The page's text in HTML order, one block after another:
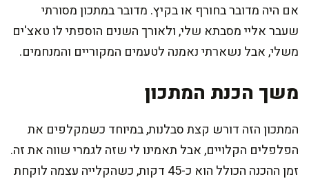
אם היה מדובר בחורף או בקיץ. מדובר במתכון מסורתי
שעבר אליי מסבתא שלי, ולאורך השנים הוספתי לו טאצ'ים
משלי, אבל נשארתי נאמנה לטעמים המקוריים והמנחמים.
משך הכנת המתכון
המתכון הזה דורש קצת סבלנות, במיוחד כשמקלפים את
הפלפלים הקלויים, אבל תאמינו לי שזה לגמרי שווה את זה.
זמן ההכנה הכולל הוא כ-45 דקות, כשהקלייה עצמה לוקחת